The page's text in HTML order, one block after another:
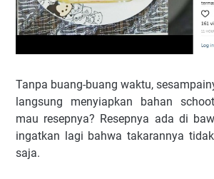
Tanpa buang-buang waktu,
langsung menyiapkan bahan
mau resepnya? Resepnya ada di
ingatkan lagi bahwa takarannya
saja.